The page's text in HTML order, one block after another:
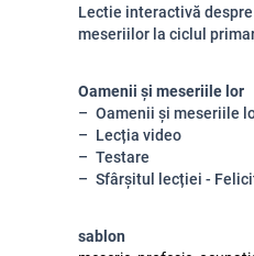
Lectie interactivă
meseriilor la ciclul
Oamenii și meseriile lor
Oamenii și meseriile
Lecția video
Testare
Sfârșitul lecției -
sablon